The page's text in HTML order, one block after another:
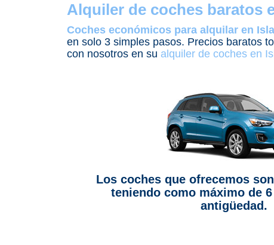
Alquiler de coches baratos
Coches económicos para alquilar en
en solo 3 simples pasos. Precios baratos
con nosotros en su alquiler de coches en
Los coches que ofrecemos
teniendo como máximo de
antigüedad.